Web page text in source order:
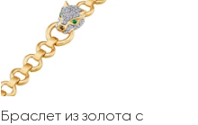
Браслет из золота с